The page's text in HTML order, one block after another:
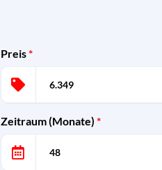
Preis*
Zeitraum (Monate) *